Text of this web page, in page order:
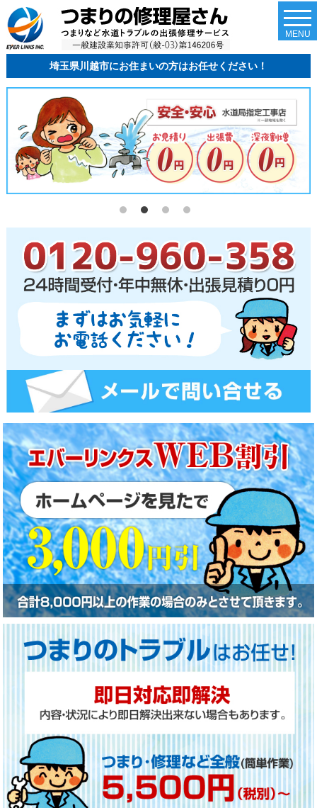
埼玉県川越市にお住まいの方はお任せください！
MENU